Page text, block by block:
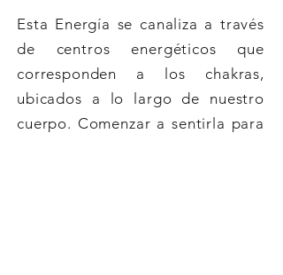
Esta Energía se canaliza a través
de centros energéticos que
corresponden a los chakras,
ubicados a lo largo de nuestro
cuerpo. Comenzar a sentirla para